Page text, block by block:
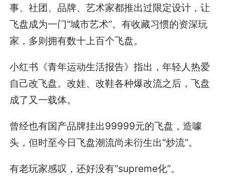
事、社团、品牌、艺术家都推出过限定设计，让
飞盘成为一门“城市艺术”。有收藏习惯的资深玩
家，多则拥有数十上百个飞盘。
小红书《青年运动生活报告》指出，年轻人热爱
自己改飞盘。改娃、改鞋各种爆改流之后，飞盘
成了又一载体。
曾经也有国产品牌挂出99999元的飞盘，造噱
头，但时至今日飞盘潮流尚未衍生出“炒流”。
有老玩家感叹，还好没有“supreme化”。